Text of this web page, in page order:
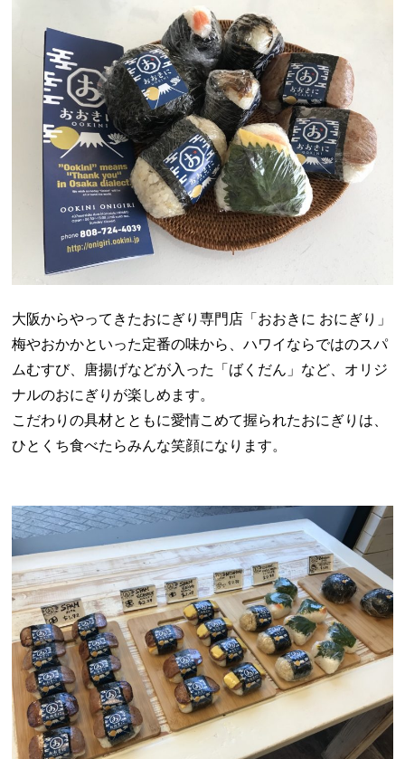
大阪からやってきたおにぎり専門店「おおきに おにぎり」
梅やおかかといった定番の味から、ハワイならではのスパ
ムむすび、唐揚げなどが入った「ばくだん」など、オリジ
ナルのおにぎりが楽しめます。
こだわりの具材とともに愛情こめて握られたおにぎりは、
ひとくち食べたらみんな笑顔になります。